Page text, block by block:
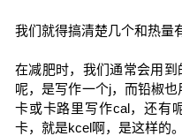
我们就得搞清楚几个和热量
在减肥时，我们通常会用
呢，是写作一个j，而铅椒
卡或卡路里写作cal，还有
卡，就是kcel啊，是这样的。